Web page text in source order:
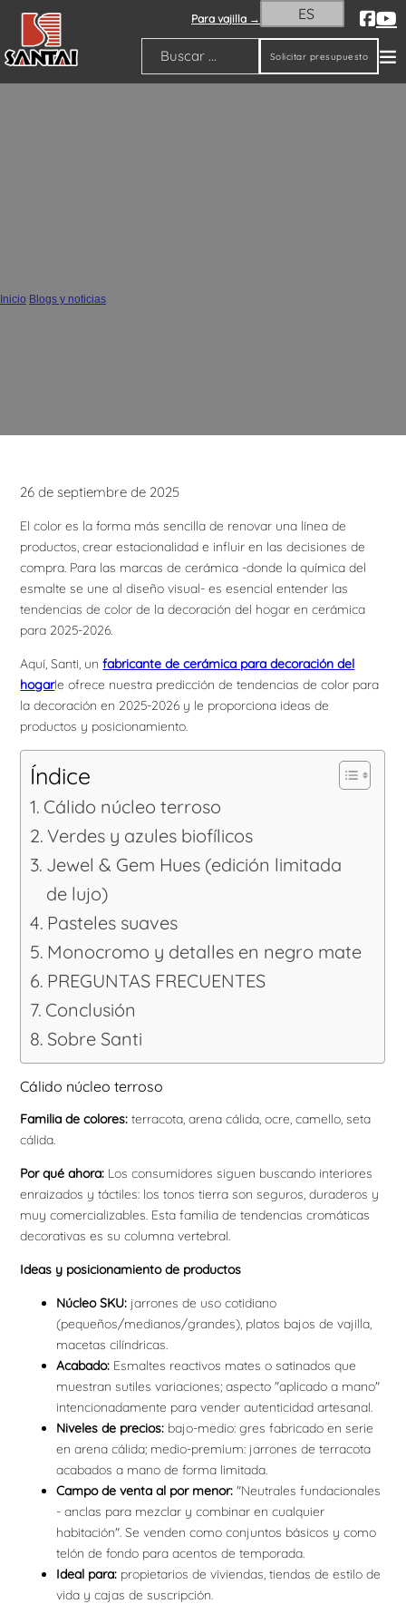
Para vajilla → ES
Buscar
Solicitar presupuesto
Inicio Blogs y noticias
26 de septiembre de 2025
El color es la forma más sencilla de renovar una línea de
productos, crear estacionalidad e influir en las decisiones de
compra. Para las marcas de cerámica -donde la química del
esmalte se une al diseño visual- es esencial entender las
tendencias de color de la decoración del hogar en cerámica
para 2025-2026.
Aquí, Santi, unfabricante de cerámica para decoración del
hogarle ofrece nuestra predicción de tendencias de color para
la decoración en 2025-2026 y le proporciona ideas de
productos y posicionamiento.
Índice
Cálido núcleo terroso
Verdes y azules biofílicos
Jewel & Gem Hues (edición limitada
de lujo)
Pasteles suaves
Monocromo y detalles en negro mate
PREGUNTAS FRECUENTES
Conclusión
Sobre Santi
Cálido núcleo terroso
Familia de colores: terracota, arena cálida, ocre, camello, seta
cálida.
Por qué ahora: Los consumidores siguen buscando interiores
enraizados y táctiles: los tonos tierra son seguros, duraderos y
muy comercializables. Esta familia de tendencias cromáticas
decorativas es su columna vertebral.
Ideas y posicionamiento de productos
Núcleo SKU: jarrones de uso cotidiano
(pequeños/medianos/grandes), platos bajos de vajilla,
macetas cilíndricas.
Acabado: Esmaltes reactivos mates o satinados que
muestran sutiles variaciones; aspecto "aplicado a mano"
intencionadamente para vender autenticidad artesanal.
Niveles de precios: bajo-medio: gres fabricado en serie
en arena cálida; medio-premium: jarrones de terracota
acabados a mano de forma limitada.
Campo de venta al por menor: "Neutrales fundacionales
- anclas para mezclar y combinar en cualquier
habitación". Se venden como conjuntos básicos y como
telón de fondo para acentos de temporada.
Ideal para: propietarios de viviendas, tiendas de estilo de
vida y cajas de suscripción.